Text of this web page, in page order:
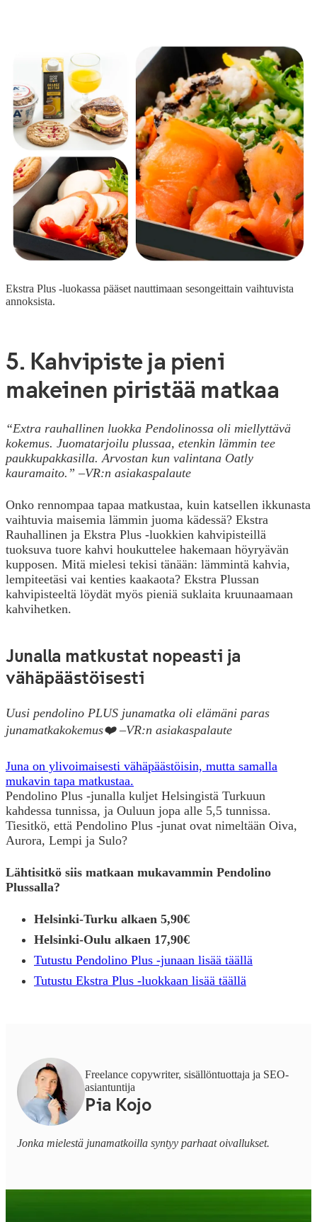
Ekstra Plus -luokassa pääset nauttimaan sesongeittain vaihtuvista
annoksista.
5. Kahvipiste ja pieni
makeinen piristää matkaa
“Extra rauhallinen luokka Pendolinossa oli miellyttävä
kokemus. Juomatarjoilu plussaa, etenkin lämmin tee
paukkupakkasilla. Arvostan kun valintana Oatly
kauramaito.” –VR:n asiakaspalaute
Onko rennompaa tapaa matkustaa, kuin katsellen ikkunasta
vaihtuvia maisemia lämmin juoma kädessä? Ekstra
Rauhallinen ja Ekstra Plus -luokkien kahvipisteillä
tuoksuva tuore kahvi houkuttelee hakemaan höyryävän
kupposen. Mitä mielesi tekisi tänään: lämmintä kahvia,
lempiteetäsi vai kenties kaakaota? Ekstra Plussan
kahvipisteeltä löydät myös pieniä suklaita kruunaamaan
kahvihetken.
Junalla matkustat nopeasti ja
vähäpäästöisesti
Uusi pendolino PLUS junamatka oli elämäni paras
junamatkakokemus❤️ –VR:n asiakaspalaute
Juna on ylivoimaisesti vähäpäästöisin, mutta samalla
mukavin tapa matkustaa.
Pendolino Plus -junalla kuljet Helsingistä Turkuun
kahdessa tunnissa, ja Ouluun jopa alle 5,5 tunnissa.
Tiesitkö, että Pendolino Plus -junat ovat nimeltään Oiva,
Aurora, Lempi ja Sulo?
Lähtisitkö siis matkaan mukavammin Pendolino
Plussalla?
Helsinki-Turku alkaen 5,90€
Helsinki-Oulu alkaen 17,90€
Tutustu Pendolino Plus -junaan lisää täällä
Tutustu Ekstra Plus -luokkaan lisää täällä
Freelance copywriter, sisällöntuottaja ja SEO-
asiantuntija
Pia Kojo
Jonka mielestä junamatkoilla syntyy parhaat oivallukset.